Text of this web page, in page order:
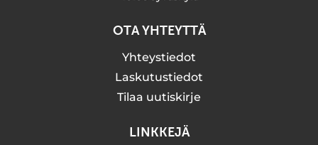
OTA YHTEYTTÄ
Yhteystiedot
Laskutustiedot
Tilaa uutiskirje
LINKKEJÄ